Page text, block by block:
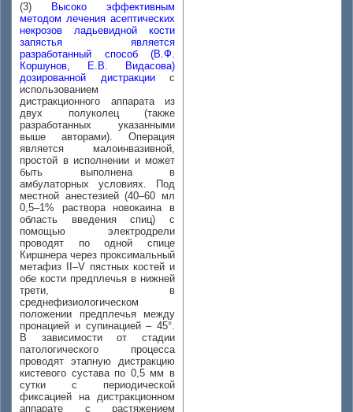
(3)
Высоко эффективным
методом лечения асептических
некрозов ладьевидной кости
запястья является
разработанный способ (В.Ф.
Коршунов, Е.В. Видасова)
дозированной дистракциис
использованием
дистракционного аппарата из
двух полуколец (также
разработанных указанными
выше авторами). Операция
является малоинвазивной,
простой в исполнении и может
быть выполнена в
амбулаторных условиях. Под
местной анестезией (40–60 мл
0,5–1% раствора новокаина в
область введения спиц) с
помощью электродрели
проводят по одной спице
Киршнера через проксимальный
метафиз II–V пястных костей и
обе кости предплечья в нижней
трети, в
среднефизиологическом
положении предплечья между
пронацией и супинацией – 45°.
В зависимости от стадии
патологического процесса
проводят этапную дистракцию
кистевого сустава по 0,5 мм в
сутки с периодической
фиксацией на дистракционном
аппарате с растяжением